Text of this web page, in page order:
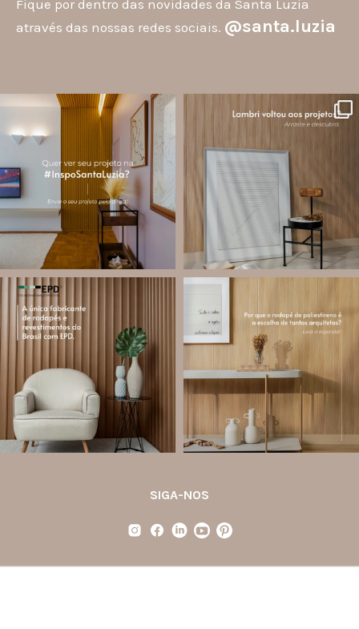
Fique por dentro das novidades da Santa Luzia
através das nossas redes sociais. @santa.luzia
santa.luzia
A #InspoSantaLuzia é um espaço
criado para divulgar projetos que
utilizam produtos Santa Luzia e
valorizar o trabalho de arquitetos,
designers de...
Jul 28
13 0
O lambri é um revestimento versátil
painéis decorativos e diversas
composições para valorizar o
ambiente!
Jul 27
86 8
Você sabe o que é EPD?
A Declaração Ambiental de Produto
(Environmental Product Declaration) é
um documento internacional que
Jul 21
35 1
Os rodapés de poliestireno
conquistaram espaço na arquitetura
porque unem estética, praticidade e
desempenho em um único produto.
Diferente
SIGA-NOS